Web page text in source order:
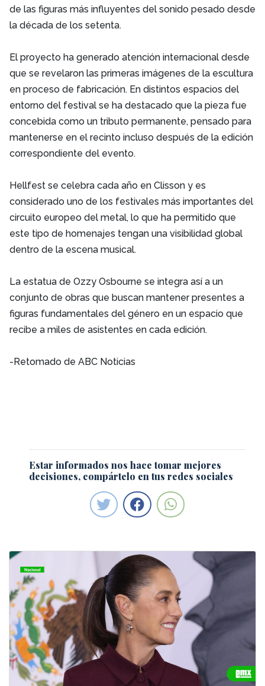
de las figuras más influyentes del sonido pesado desde
la década de los setenta.
El proyecto ha generado atención internacional desde
que se revelaron las primeras imágenes de la escultura
en proceso de fabricación. En distintos espacios del
entorno del festival se ha destacado que la pieza fue
concebida como un tributo permanente, pensado para
mantenerse en el recinto incluso después de la edición
correspondiente del evento.
Hellfest se celebra cada año en Clisson y es
considerado uno de los festivales más importantes del
circuito europeo del metal, lo que ha permitido que
este tipo de homenajes tengan una visibilidad global
dentro de la escena musical.
La estatua de Ozzy Osbourne se integra así a un
conjunto de obras que buscan mantener presentes a
figuras fundamentales del género en un espacio que
recibe a miles de asistentes en cada edición.
-Retomado de ABC Noticias
Estar informados nos hace tomar mejores
decisiones, compártelo en tus redes sociales